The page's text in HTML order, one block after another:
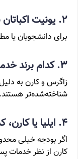
۲. یونیت اکباتان برای چه کسانی مناسب‌تر است؟
برای دانشجویان یا
۳. کدام برند خدمات پس از فروش قوی‌تری دارد؟
زاگرس و کارن به
شناخته‌شده‌تر هستند.
۴. ایلیا یا کارن، کدام بهتر است؟
اگر بودجه خیلی
کارن از نظر خدمات